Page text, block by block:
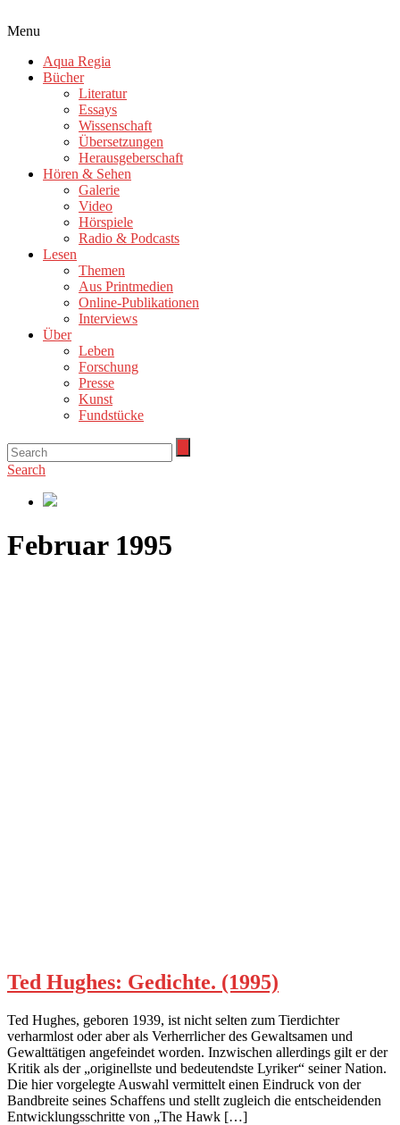
Menu
Aqua Regia
Bücher
Literatur
Essays
Wissenschaft
Übersetzungen
Herausgeberschaft
Hören & Sehen
Galerie
Video
Hörspiele
Radio & Podcasts
Lesen
Themen
Aus Printmedien
Online-Publikationen
Interviews
Über
Leben
Forschung
Presse
Kunst
Fundstücke
Search
Februar 1995
Ted Hughes: Gedichte. (1995)
Ted Hughes, geboren 1939, ist nicht selten zum Tierdichter
verharmlost oder aber als Verherrlicher des Gewaltsamen und
Gewalttätigen angefeindet worden. Inzwischen allerdings gilt er der
Kritik als der „originellste und bedeutendste Lyriker“ seiner Nation.
Die hier vorgelegte Auswahl vermittelt einen Eindruck von der
Bandbreite seines Schaffens und stellt zugleich die entscheidenden
Entwicklungsschritte von „The Hawk […]